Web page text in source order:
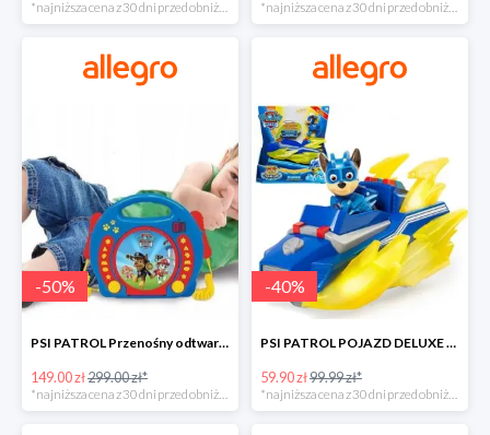
-50%
PSI PATROL Przenośny odtwarzacz CD Karaoke PAW -50%
149.00 zł299.00 zł*
*najniższa cena z 30 dni przed obniżką
-40%
PSI PATROL POJAZD DELUXE FIGURKA CHASE MIGHTY PUPS -40%
59.90 zł99.99 zł*
*najniższa cena z 30 dni przed obniżką